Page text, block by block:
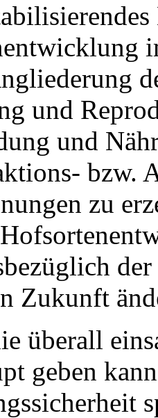
und
und
bzw.
zu
Zukunft
überall
geben